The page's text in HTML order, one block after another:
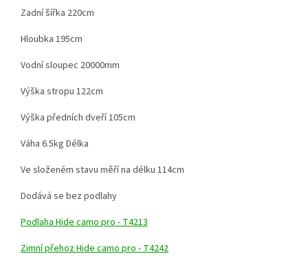
Zadní šířka 220cm
Hloubka 195cm
Vodní sloupec 20000mm
Výška stropu 122cm
Výška předních dveří 105cm
Váha 6.5kg Délka
Ve složeném stavu měří na délku 114cm
Dodává se bez podlahy
Podlaha Hide camo pro - T4213
Zimní přehoz Hide camo pro - T4242